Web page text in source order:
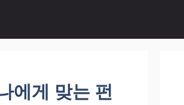
에게 맞는 펀